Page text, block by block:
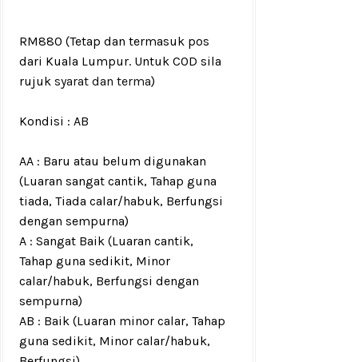
RM880 (Tetap dan termasuk pos
dari Kuala Lumpur. Untuk COD sila
rujuk syarat dan terma)
Kondisi : AB
AA : Baru atau belum digunakan
(Luaran sangat cantik, Tahap guna
tiada, Tiada calar/habuk, Berfungsi
dengan sempurna)
A : Sangat Baik (Luaran cantik,
Tahap guna sedikit, Minor
calar/habuk, Berfungsi dengan
sempurna)
AB : Baik (Luaran minor calar, Tahap
guna sedikit, Minor calar/habuk,